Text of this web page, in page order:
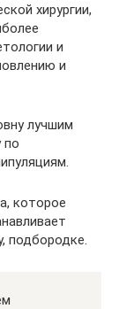
хирургии,
и
и
лучшим
по
которое
подбородке.